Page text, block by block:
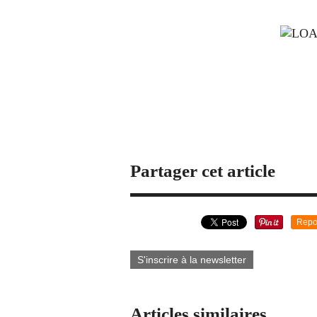
Partager cet article
S'inscrire à la newsletter